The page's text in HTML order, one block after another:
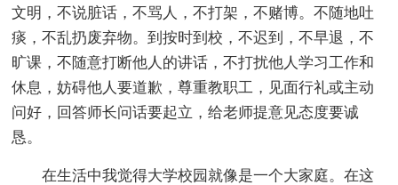
文明，不说脏话，不骂人，不打架，不赌博。不随地吐
痰，不乱扔废弃物。到按时到校，不迟到，不早退，不
旷课，不随意打断他人的讲话，不打扰他人学习工作和
休息，妨碍他人要道歉，尊重教职工，见面行礼或主动
问好，回答师长问话要起立，给老师提意见态度要诚
恳。
在生活中我觉得大学校园就像是一个大家庭。在这